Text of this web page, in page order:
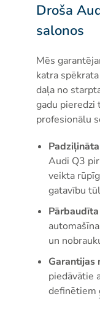
Droša
salonos
Mēs
katra
daļa no
gadu pieredzi
profesionālu
Audi Q3
veikta
gatavību
un
Garantijas
piedāvātie
definētiem